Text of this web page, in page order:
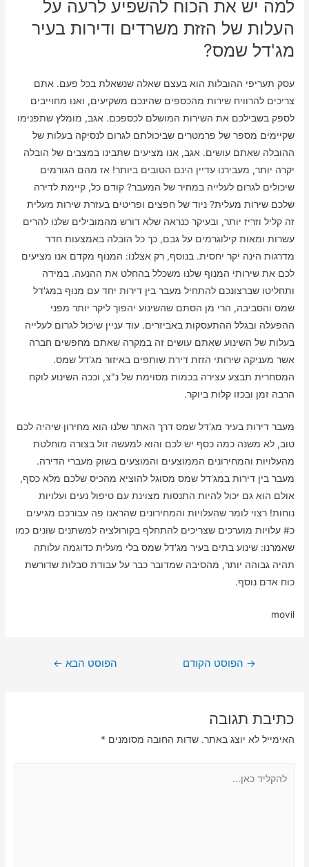
למה יש את הכוח להשפיע לרעה על
העלות של הזזת משרדים ודירות בעיר
מג'דל שמס?
עסק תעריפי ההובלות הוא בעצם שאלה שנשאלת בכל פעם. אתם
צריכים להרוויח שירות מהכספים שהינכם משקיעים, ואנו מחוייבים
לספק בשבילכם את השירות המושלם לכספכם. אגב, מומלץ שתפנימו
שקיימים מספר של פרמטרים שביכולתם לגרום לנסיקה בעלות של
ההובלה שאתם עושים. אגב, אנו מציעים שתבינו במצבים של הובלה
יקרה יותר, מעבירנו עדיין הינם הטובים ביותר! אז מהם הגורמים
שיכולים לגרום לעלייה במחיר של המעבר? קודם כל, קיימת לדירה
שלכם שירות מעלית? ניוד של חפצים ופריטים בעזרת שירות מעלית
זה קליל וזריז יותר, ובעיקר כנראה שלא דורש מהמובילים שלנו להרים
עשרות ומאות קילוגרמים על גבם, כך כל הובלה באמצעות חדר
מדרגות הינה יקר יחסית. בנוסף, רק אצלנו: המנוף מקדם אנו מציעים
לכם את שירותי המנוף שלנו משכלל בהחלט את ההנעה. במידה
ותחליטו שברצונכם להתחיל מעבר בין דירות יחד עם מנוף במג'דל
שמס והסביבה, הרי מן הסתם שהשינוע יהפוך ליקר יותר מפני
ההפעלה ובגלל ההתעסקות באביזרים. עוד עניין שיכול לגרום לעלייה
בעלות של השינוע שאתם עושים זה במקרה שאתם מחפשים חברה
אשר מעניקה שירותי הזזת דירת שותפים באיזור מג'דל שמס.
המסחרית תבצע עצירה בכמות מסוימת של נ"צ, וככה השינוע לוקח
הרבה זמן ובכזו קלות ביוקר.
מעבר דירות בעיר מג'דל שמס דרך האתר שלנו הוא מחירון שיהיה לכם
טוב, לא משנה כמה כסף יש לכם והוא למעשה זול בצורה מוחלטת
מהעלויות והמחירונים הממוצעים והמוצעים בשוק מעברי הדירה.
מעבר בין דירות במג'דל שמס מסוגל להוציא מהכיס שלכם מלא כסף,
אולם הוא גם יכול להיות התנסות מצוינת עם טיפול נעים ועלויות
נוחות! רצוי לומר שהעלויות והמחירונים שהראנו פה עבורכם מגיעים
כ# עלויות מוערכים שצריכים להתחלף בקורולציה למשתנים שונים כמו
שאמרנו: שינוע בתים בעיר מג'דל שמס בלי מעלית כדוגמה עלותה
תהיה גבוהה יותר, מהסיבה שמדובר כבר על עבודת סבלות שדורשת
כוח אדם נוסף.
movil
ניווט
→ הפוסט הקודם הפוסט הבא ←
כתיבת תגובה
האימייל לא יוצג באתר. שדות החובה מסומנים *